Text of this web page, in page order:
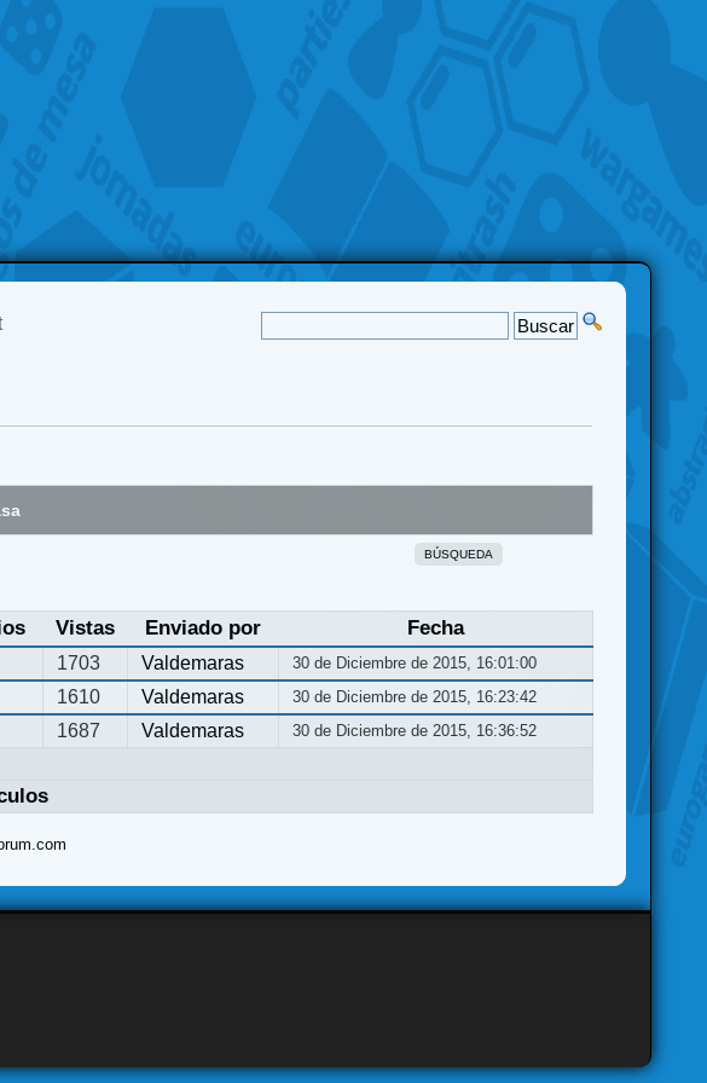
BÚSQUEDA
Vistas Enviado por Fecha
1703 Valdemaras 30 de Diciembre de 2015, 16:01:00
1610 Valdemaras 30 de Diciembre de 2015, 16:23:42
1687 Valdemaras 30 de Diciembre de 2015, 16:36:52